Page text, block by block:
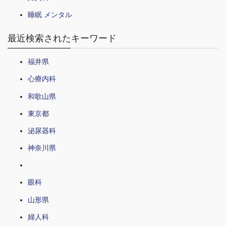
睡眠 メンタル
最近検索されたキーワード
福井県
心療内科
和歌山県
東京都
泌尿器科
神奈川県
眼科
山形県
婦人科